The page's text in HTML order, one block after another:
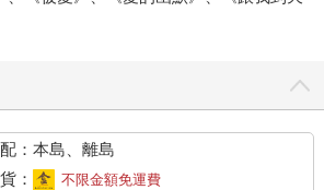
：本島、離島
：
不限金額免運費